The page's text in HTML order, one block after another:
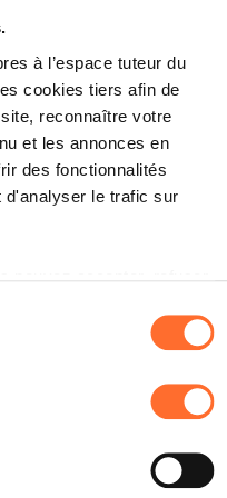
à l’espace tuteur du
cookies tiers afin de
reconnaître votre
et les annonces en
des fonctionnalités
le trafic sur
nécessaires au
des différents
« Détails » ci-dessus.
partage sur les
préférences de lecture
travail
compte
de fixer